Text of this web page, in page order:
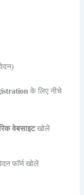
के लिए नीचे
वेबसाइटखोलें
फॉर्म खोलें